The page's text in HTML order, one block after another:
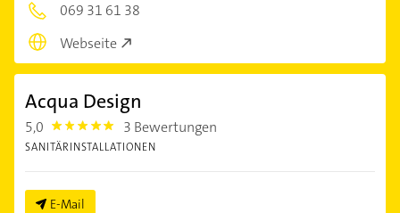
069 31 61 38
Webseite
Acqua Design
5,0 5.0 3 Bewertungen
SANITÄRINSTALLATIONEN
E-Mail